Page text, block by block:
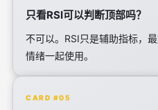
只看RSI可以判断顶部吗？
不可以。RSI只是辅助指标，
情绪一起使用。
CARD #05